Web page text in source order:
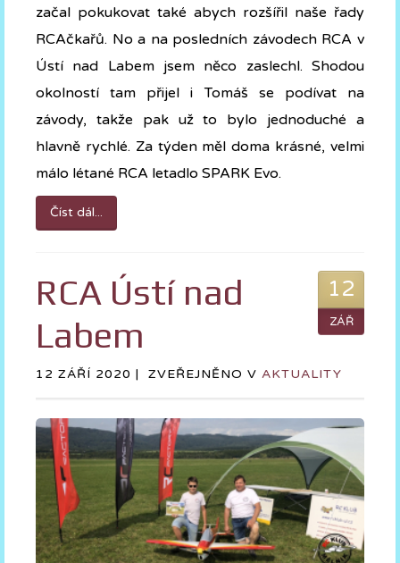
začal pokukovat také abych rozšířil naše řady
RCAčkařů. No a na posledních závodech RCA v
Ústí nad Labem jsem něco zaslechl. Shodou
okolností tam přijel i Tomáš se podívat na
závody, takže pak už to bylo jednoduché a
hlavně rychlé. Za týden měl doma krásné, velmi
málo létané RCA letadlo SPARK Evo.
Číst dál...
12
ZÁŘ
RCA Ústí nad
Labem
12 ZÁŘÍ 2020 | ZVEŘEJNĚNO V AKTUALITY